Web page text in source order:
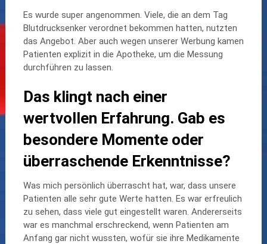
Es wurde super angenommen. Viele, die an dem Tag
Blutdrucksenker verordnet bekommen hatten, nutzten
das Angebot. Aber auch wegen unserer Werbung kamen
Patienten explizit in die Apotheke, um die Messung
durchführen zu lassen.
Das klingt nach einer
wertvollen Erfahrung. Gab es
besondere Momente oder
überraschende Erkenntnisse?
Was mich persönlich überrascht hat, war, dass unsere
Patienten alle sehr gute Werte hatten. Es war erfreulich
zu sehen, dass viele gut eingestellt waren. Andererseits
war es manchmal erschreckend, wenn Patienten am
Anfang gar nicht wussten, wofür sie ihre Medikamente